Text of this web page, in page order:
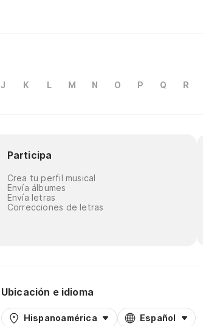
J K L M N O P Q R
Participa
Crea tu perfil musical
Envía álbumes
Envía letras
Correcciones de letras
Ubicación e idioma
Hispanoamérica Español